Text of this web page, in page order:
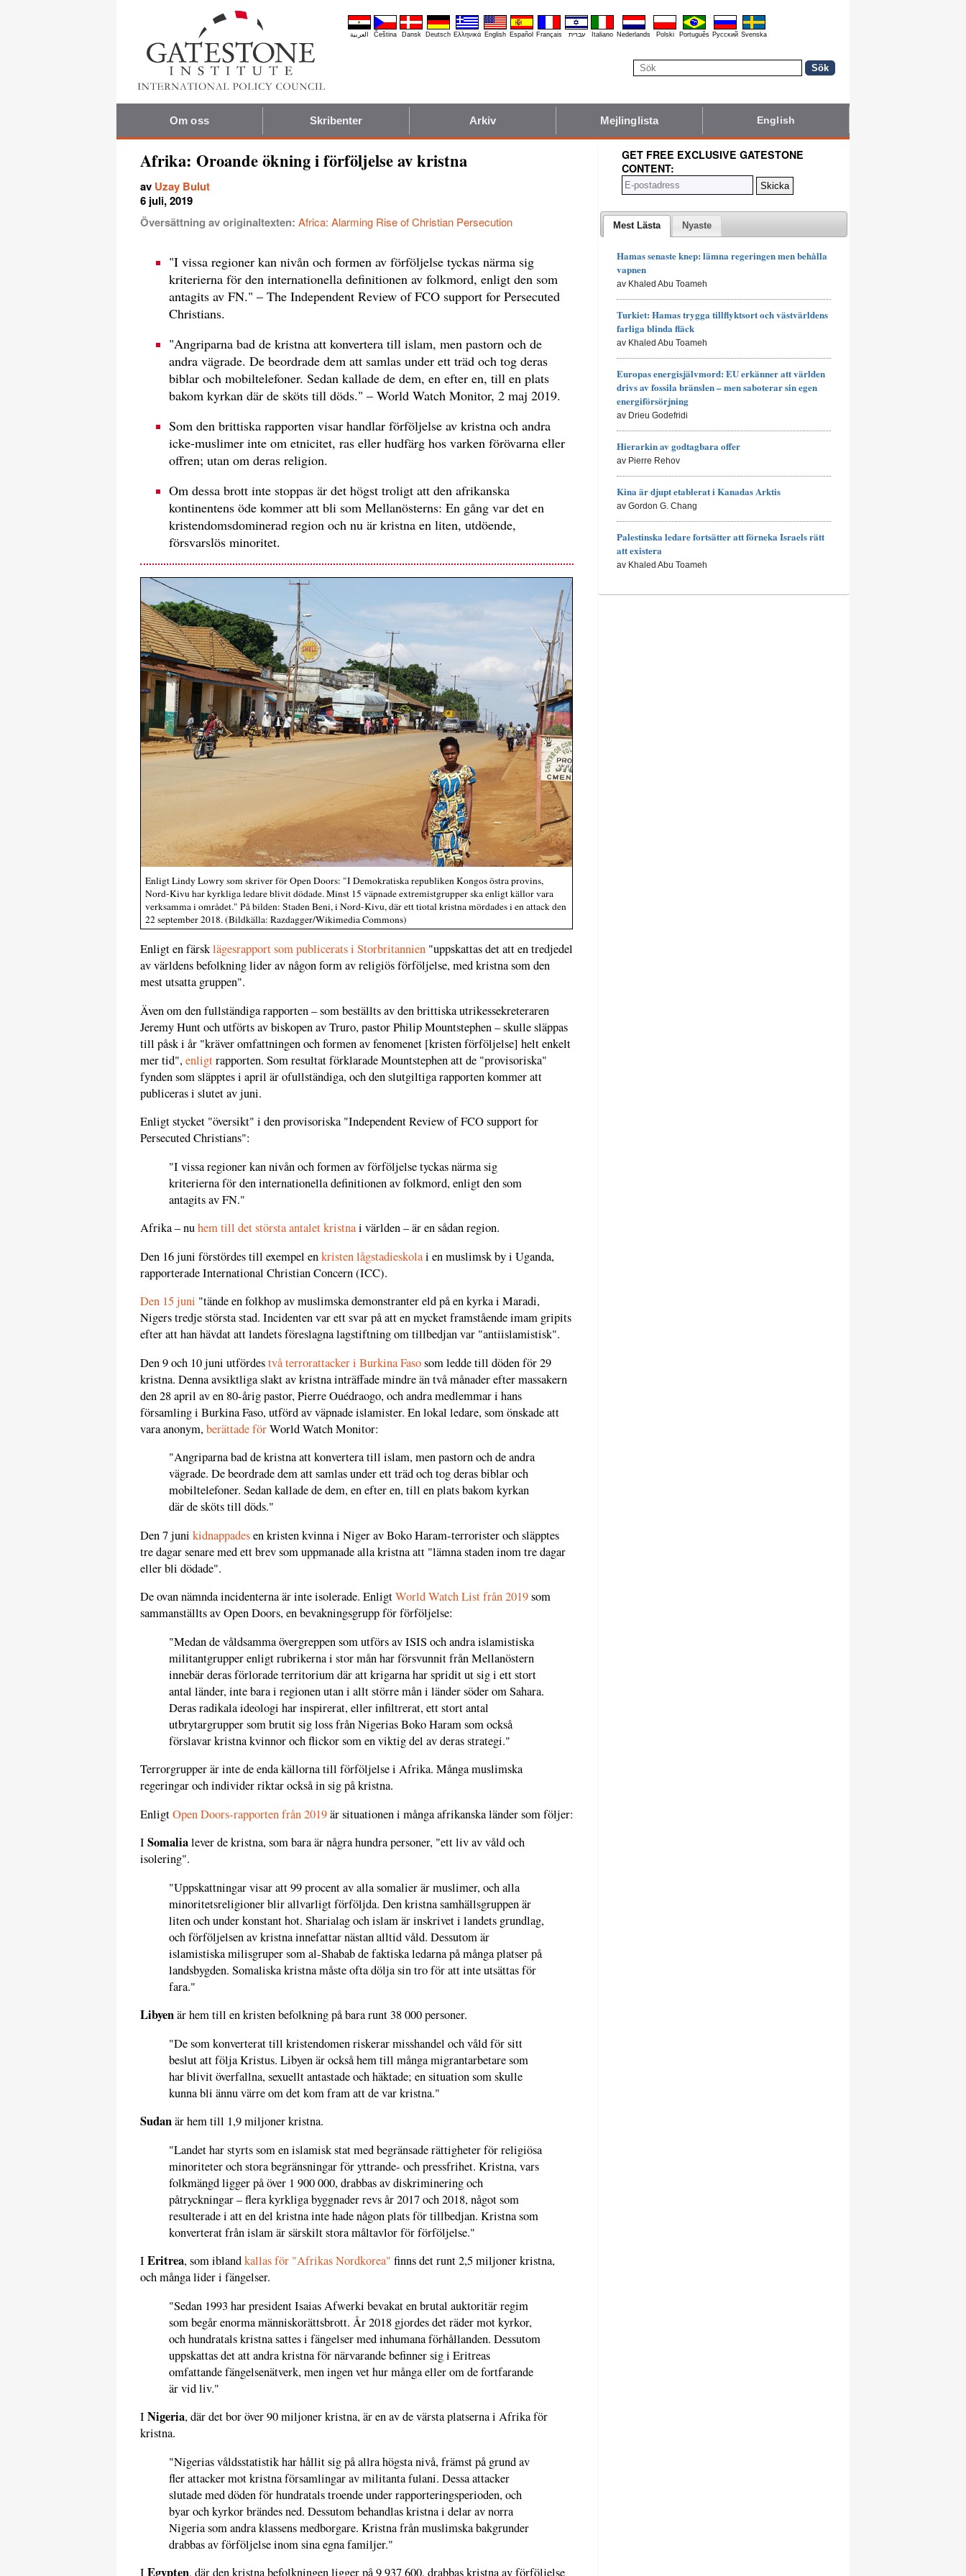
العربية Čeština Dansk Deutsch Ελληνικά English Español Français עברית Italiano Nederlands Polski Português Pyccĸий Svenska
Om oss Skribenter Arkiv Mejlinglista English
Afrika: Oroande ökning i förföljelse av kristna
av Uzay Bulut
6 juli, 2019
Översättning av originaltexten: Africa: Alarming Rise of Christian Persecution
"I vissa regioner kan nivån och formen av förföljelse tyckas närma sig
kriterierna för den internationella definitionen av folkmord, enligt den som
antagits av FN." – The Independent Review of FCO support for Persecuted
Christians.
"Angriparna bad de kristna att konvertera till islam, men pastorn och de
andra vägrade. De beordrade dem att samlas under ett träd och tog deras
biblar och mobiltelefoner. Sedan kallade de dem, en efter en, till en plats
bakom kyrkan där de sköts till döds." – World Watch Monitor, 2 maj 2019.
Som den brittiska rapporten visar handlar förföljelse av kristna och andra
icke-muslimer inte om etnicitet, ras eller hudfärg hos varken förövarna eller
offren; utan om deras religion.
Om dessa brott inte stoppas är det högst troligt att den afrikanska
kontinentens öde kommer att bli som Mellanösterns: En gång var det en
kristendomsdominerad region och nu är kristna en liten, utdöende,
försvarslös minoritet.
Enligt Lindy Lowry som skriver för Open Doors: "I Demokratiska republiken Kongos östra provins,
Nord-Kivu har kyrkliga ledare blivit dödade. Minst 15 väpnade extremistgrupper ska enligt källor vara
verksamma i området." På bilden: Staden Beni, i Nord-Kivu, där ett tiotal kristna mördades i en attack den
22 september 2018. (Bildkälla: Razdagger/Wikimedia Commons)
Enligt en färsklägesrapport som publicerats i Storbritannien "uppskattas det att en tredjedel
av världens befolkning lider av någon form av religiös förföljelse, med kristna som den
mest utsatta gruppen".
Även om den fullständiga rapporten – som beställts av den brittiska utrikessekreteraren
Jeremy Hunt och utförts av biskopen av Truro, pastor Philip Mountstephen – skulle släppas
till påsk i år "kräver omfattningen och formen av fenomenet [kristen förföljelse] helt enkelt
mer tid",enligtrapporten. Som resultat förklarade Mountstephen att de "provisoriska"
fynden som släpptes i april är ofullständiga, och den slutgiltiga rapporten kommer att
publiceras i slutet av juni.
Enligt stycket "översikt" i den provisoriska "Independent Review of FCO support for
Persecuted Christians":
"I vissa regioner kan nivån och formen av förföljelse tyckas närma sig
kriterierna för den internationella definitionen av folkmord, enligt den som
antagits av FN."
Afrika – nuhem till det största antalet kristnai världen – är en sådan region.
Den 16 juni förstördes till exempel enkristen lågstadieskolai en muslimsk by i Uganda,
rapporterade International Christian Concern (ICC).
Den 15 juni "tände en folkhop av muslimska demonstranter eld på en kyrka i Maradi,
Nigers tredje största stad. Incidenten var ett svar på att en mycket framstående imam gripits
efter att han hävdat att landets föreslagna lagstiftning om tillbedjan var "antiislamistisk".
Den 9 och 10 juni utfördestvå terrorattacker i Burkina Fasosom ledde till döden för 29
kristna. Denna avsiktliga slakt av kristna inträffade mindre än två månader efter massakern
den 28 april av en 80-årig pastor, Pierre Ouédraogo, och andra medlemmar i hans
församling i Burkina Faso, utförd av väpnade islamister. En lokal ledare, som önskade att
vara anonym,berättade förWorld Watch Monitor:
"Angriparna bad de kristna att konvertera till islam, men pastorn och de andra
vägrade. De beordrade dem att samlas under ett träd och tog deras biblar och
mobiltelefoner. Sedan kallade de dem, en efter en, till en plats bakom kyrkan
där de sköts till döds."
Den 7 juni kidnappadesen kristen kvinna i Niger av Boko Haram-terrorister och släpptes
tre dagar senare med ett brev som uppmanade alla kristna att "lämna staden inom tre dagar
eller bli dödade".
De ovan nämnda incidenterna är inte isolerade. EnligtWorld Watch List från 2019som
sammanställts av Open Doors, en bevakningsgrupp för förföljelse:
"Medan de våldsamma övergreppen som utförs av ISIS och andra islamistiska
militantgrupper enligt rubrikerna i stor mån har försvunnit från Mellanöstern
innebär deras förlorade territorium där att krigarna har spridit ut sig i ett stort
antal länder, inte bara i regionen utan i allt större mån i länder söder om Sahara.
Deras radikala ideologi har inspirerat, eller infiltrerat, ett stort antal
utbrytargrupper som brutit sig loss från Nigerias Boko Haram som också
förslavar kristna kvinnor och flickor som en viktig del av deras strategi."
Terrorgrupper är inte de enda källorna till förföljelse i Afrika. Många muslimska
regeringar och individer riktar också in sig på kristna.
EnligtOpen Doors-rapporten från 2019är situationen i många afrikanska länder som följer:
I Somalialever de kristna, som bara är några hundra personer, "ett liv av våld och
isolering".
"Uppskattningar visar att 99 procent av alla somalier är muslimer, och alla
minoritetsreligioner blir allvarligt förföljda. Den kristna samhällsgruppen är
liten och under konstant hot. Sharialag och islam är inskrivet i landets grundlag,
och förföljelsen av kristna innefattar nästan alltid våld. Dessutom är
islamistiska milisgruper som al-Shabab de faktiska ledarna på många platser på
landsbygden. Somaliska kristna måste ofta dölja sin tro för att inte utsättas för
fara."
Libyenär hem till en kristen befolkning på bara runt 38 000 personer.
"De som konverterat till kristendomen riskerar misshandel och våld för sitt
beslut att följa Kristus. Libyen är också hem till många migrantarbetare som
har blivit överfallna, sexuellt antastade och häktade; en situation som skulle
kunna bli ännu värre om det kom fram att de var kristna."
Sudanär hem till 1,9 miljoner kristna.
"Landet har styrts som en islamisk stat med begränsade rättigheter för religiösa
minoriteter och stora begränsningar för yttrande- och pressfrihet. Kristna, vars
folkmängd ligger på över 1 900 000, drabbas av diskriminering och
påtryckningar – flera kyrkliga byggnader revs år 2017 och 2018, något som
resulterade i att en del kristna inte hade någon plats för tillbedjan. Kristna som
konverterat från islam är särskilt stora måltavlor för förföljelse."
I Eritrea, som iblandkallas för "Afrikas Nordkorea" finns det runt 2,5 miljoner kristna,
och många lider i fängelser.
"Sedan 1993 har president Isaias Afwerki bevakat en brutal auktoritär regim
som begår enorma människorättsbrott. År 2018 gjordes det räder mot kyrkor,
och hundratals kristna sattes i fängelser med inhumana förhållanden. Dessutom
uppskattas det att andra kristna för närvarande befinner sig i Eritreas
omfattande fängelsenätverk, men ingen vet hur många eller om de fortfarande
är vid liv."
I Nigeria, där det bor över 90 miljoner kristna, är en av de värsta platserna i Afrika för
kristna.
"Nigerias våldsstatistik har hållit sig på allra högsta nivå, främst på grund av
fler attacker mot kristna församlingar av militanta fulani. Dessa attacker
slutade med döden för hundratals troende under rapporteringsperioden, och
byar och kyrkor brändes ned. Dessutom behandlas kristna i delar av norra
Nigeria som andra klassens medborgare. Kristna från muslimska bakgrunder
drabbas av förföljelse inom sina egna familjer."
I
, där den kristna befolkningen ligger på 9 937 600, drabbas kristna av förföljelse
GET FREE EXCLUSIVE GATESTONE
CONTENT:
Mest Lästa Nyaste
Hamas senaste knep: lämna regeringen men behålla
vapnen
av Khaled Abu Toameh
Turkiet: Hamas trygga tillflyktsort och västvärldens
farliga blinda fläck
av Khaled Abu Toameh
Europas energisjälvmord: EU erkänner att världen
drivs av fossila bränslen – men saboterar sin egen
energiförsörjning
av Drieu Godefridi
Hierarkin av godtagbara offer
av Pierre Rehov
Kina är djupt etablerat i Kanadas Arktis
av Gordon G. Chang
Palestinska ledare fortsätter att förneka Israels rätt
att existera
av Khaled Abu Toameh